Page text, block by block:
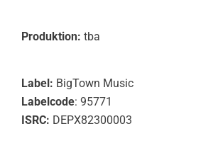
Produktion: tba
Label: BigTown Music
Labelcode: 95771
ISRC: DEPX82300003